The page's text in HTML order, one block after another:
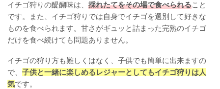
イチゴ狩りの醍醐味は、 採れたてをその場で食べられること
です。また、イチゴ狩りでは自身でイチゴを選別して好きな
ものを食べられます。甘さがギュッと詰まった完熟のイチゴ
だけを食べ続けても問題ありません。
イチゴの狩り方も難しくはなく、子供でも簡単に出来ますの
で、 子供と一緒に楽しめるレジャーとしてもイチゴ狩りは人
気です。